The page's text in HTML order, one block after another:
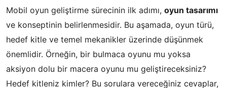
Mobil oyun geliştirme sürecinin ilk adımı, oyun tasarımı
ve konseptinin belirlenmesidir. Bu aşamada, oyun türü,
hedef kitle ve temel mekanikler üzerinde düşünmek
önemlidir. Örneğin, bir bulmaca oyunu mu yoksa
aksiyon dolu bir macera oyunu mu geliştireceksiniz?
Hedef kitleniz kimler? Bu sorulara vereceğiniz cevaplar,